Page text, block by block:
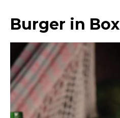
Burger in Box